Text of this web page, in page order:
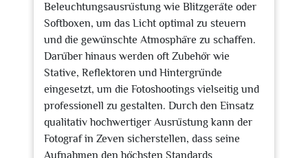
Beleuchtungsausrüstung wie Blitzgeräte oder
Softboxen, um das Licht optimal zu steuern
und die gewünschte Atmosphäre zu schaffen.
Darüber hinaus werden oft Zubehör wie
Stative, Reflektoren und Hintergründe
eingesetzt, um die Fotoshootings vielseitig und
professionell zu gestalten. Durch den Einsatz
qualitativ hochwertiger Ausrüstung kann der
Fotograf in Zeven sicherstellen, dass seine
Aufnahmen den höchsten Standards